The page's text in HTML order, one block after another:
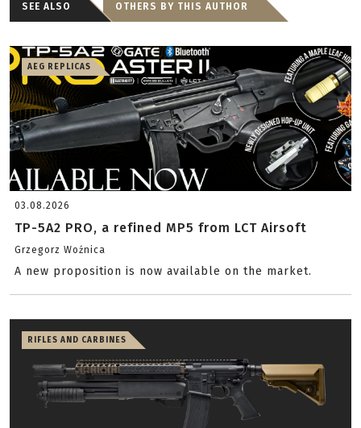
SEE ALSO OTHERS BY THIS AUTHOR
AEG REPLICAS
03.08.2026
TP-5A2 PRO, a refined MP5 from LCT Airsoft
Grzegorz Woźnica
A new proposition is now available on the market.
RIFLES AND CARBINES